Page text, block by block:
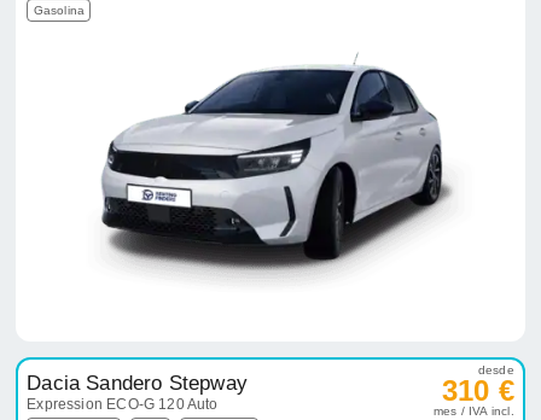
Gasolina
Dacia Sandero Stepway
Expression ECO-G 120 Auto
desde
310 €
mes / IVA incl.